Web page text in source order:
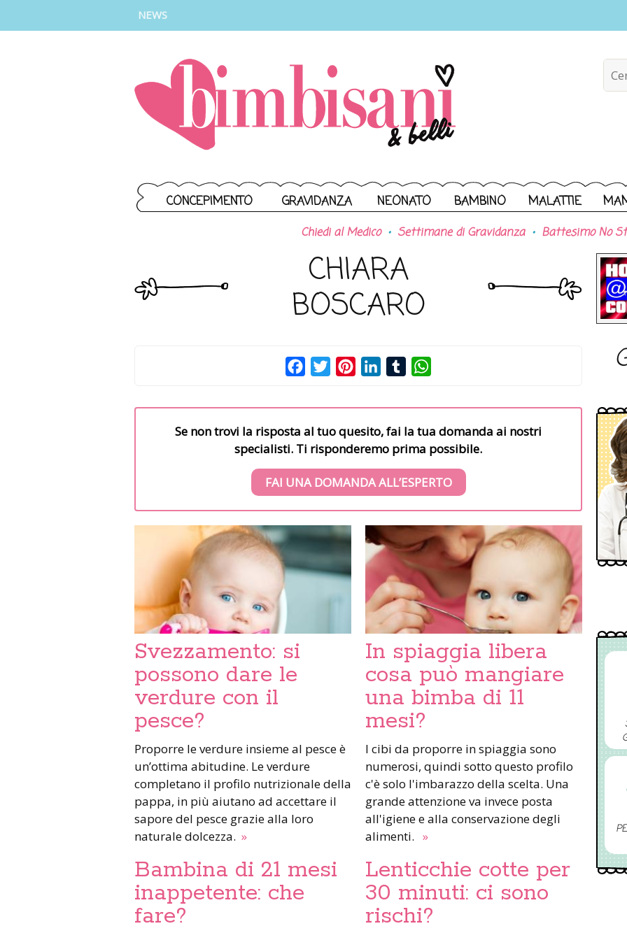
NEWS
CONCEPIMENTO GRAVIDANZA NEONATO BAMBINO MALATTIE
Chiedi al Medico Settimane di Gravidanza Battesimo No
CHIARA
BOSCARO
FacebookTwitterPinterestLinkedInTumblr
Se non trovi la risposta al tuo quesito, fai la tua domanda ai nostri
specialisti. Ti risponderemo prima possibile.
FAI UNA DOMANDA ALL’ESPERTO
Svezzamento: si
possono dare le
verdure con il
pesce?
Proporre le verdure insieme al pesce è
un’ottima abitudine. Le verdure
completano il profilo nutrizionale della
pappa, in più aiutano ad accettare il
sapore del pesce grazie alla loro
naturale dolcezza. »
In spiaggia libera
cosa può mangiare
una bimba di 11
mesi?
I cibi da proporre in spiaggia sono
numerosi, quindi sotto questo profilo
c'è solo l'imbarazzo della scelta. Una
grande attenzione va invece posta
all'igiene e alla conservazione degli
alimenti. »
Bambina di 21 mesi
inappetente: che
fare?
Lenticchie cotte per
30 minuti: ci sono
rischi?